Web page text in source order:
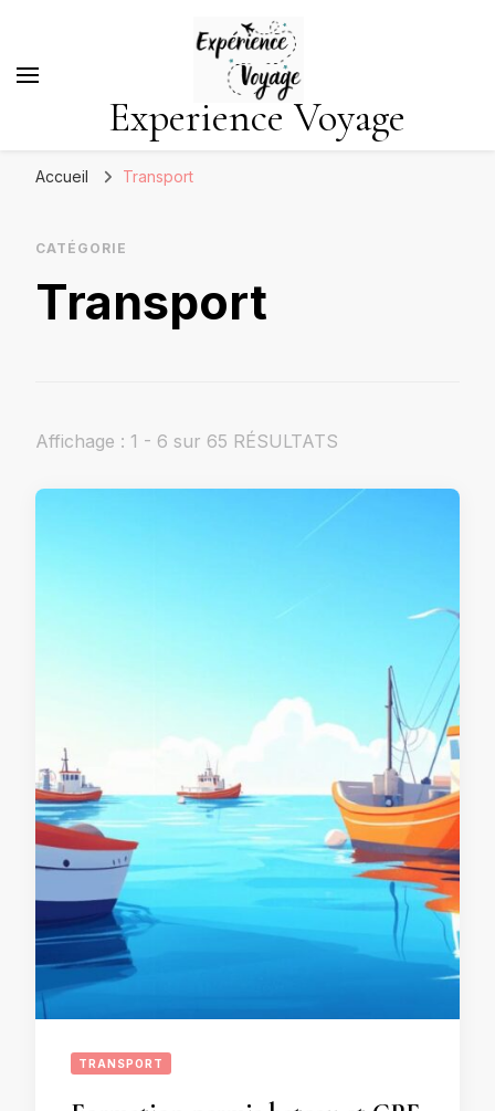
Experience Voyage
Accueil Transport
CATÉGORIE
Transport
Affichage : 1 - 6 sur 65 RÉSULTATS
TRANSPORT